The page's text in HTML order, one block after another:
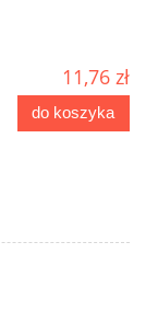
11,76 zł
do koszyka